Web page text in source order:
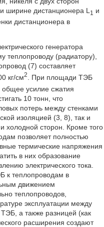
ширине дистанционера L 1
и
дистанционера в
генератора
теплопроводу (радиатору),
(7) составляет
кг/см2
. При площади ТЭБ
общее усилие сжатия
10 тонн, что
потерь между стенками
изоляцией (3, 8), так и
холодной сторон. Кроме того
позволяет полностью
термические напряжения
в них образование
электрического тока.
к теплопроводам в
движением
теплопроводов,
эксплуатации между
а также разницей (как
расширения создают